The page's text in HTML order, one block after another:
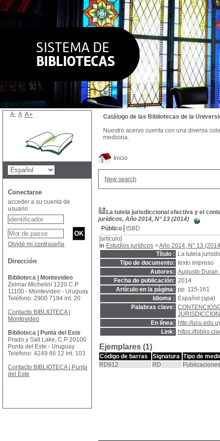
Inicio
New search
La tutela jurisdiccional efectiva y el
jurídicos, Año 2014, N° 13 (2014)
Público
ISBD
[artículo]
in Estudios jurídicos >Año 2014, N° 13
Título :
La tutela
Tipo de documento: texto impreso
Autores: Augusto Duran
Fecha de publicación: 2014
Artículo en la página: pp. 115-161
Idioma :
Español (spa)
Palabras clave:
En línea:
http://
Link:
https://
Ejemplares (1)
Código de barras Signatura Tipo de
RD912
RD
Catálogo de las Bibliotecas de la
Nuestro acervo cuenta con una diversa
medicina.
A- A A+
Conectarse
acceder a su cuenta de
usuario
Olvidé mi contraseña
Dirección
Biblioteca | Montevideo
Zelmar Michelini 1220 C.P
11100 - Montevideo - Uruguay
Teléfono: 2900 7194 int. 20
Contacto BIBLIOTECA |
Montevideo
Biblioteca | Punta del Este
Prado y Salt Lake, C.P 20100
Punta del Este - Uruguay
Teléfono: 4249 66 12 int. 103
Contacto BIBLIOTECA | Punta
del Este